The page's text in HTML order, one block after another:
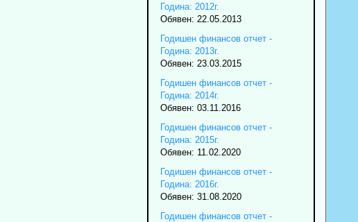
Година: 2012г.
Обявен: 22.05.2013
Годишен финансов отчет -
Година: 2013г.
Обявен: 23.03.2015
Годишен финансов отчет -
Година: 2014г.
Обявен: 03.11.2016
Годишен финансов отчет -
Година: 2015г.
Обявен: 11.02.2020
Годишен финансов отчет -
Година: 2016г.
Обявен: 31.08.2020
Годишен финансов отчет -